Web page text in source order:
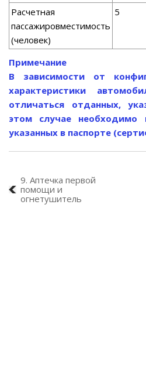
Расчетная
пассажировместимость
(человек)
5
Примечание
В зависимости от
характеристики
отличаться отданных,
этом случае необходимо
указанных в паспорте
9. Аптечка первой
помощи и
огнетушитель